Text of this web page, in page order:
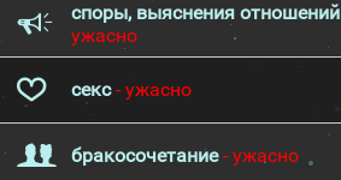
споры, выяснения отношений
ужасно
секс- ужасно
бракосочетание- ужасно